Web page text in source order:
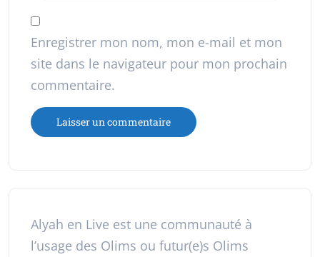
Enregistrer mon nom, mon e-mail et mon
site dans le navigateur pour mon prochain
commentaire.
Alyah en Live est une communauté à
l’usage des Olims ou futur(e)s Olims